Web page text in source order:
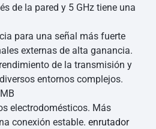
de la pared y 5 GHz tiene una
para una señal más fuerte
externas de alta ganancia.
de la transmisión y
entornos complejos.
electrodomésticos. Más
conexión estable. enrutador